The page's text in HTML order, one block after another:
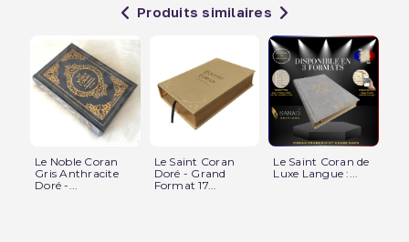
Produits similaires
Le Noble Coran
Gris Anthracite
Doré -...
Le Saint Coran
Doré - Grand
Format 17...
Le Saint Coran de
Luxe Langue :...